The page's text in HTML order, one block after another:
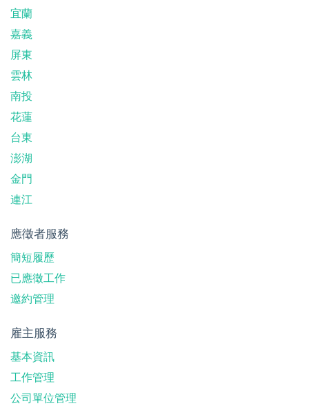
宜蘭
嘉義
屏東
雲林
南投
花蓮
台東
澎湖
金門
連江
應徵者服務
簡短履歷
已應徵工作
邀約管理
雇主服務
基本資訊
工作管理
公司單位管理